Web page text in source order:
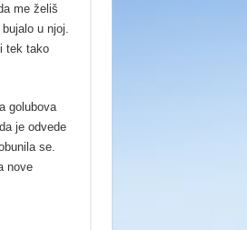
me želiš
u njoj.
tek tako
golubova
je odvede
se.
nove